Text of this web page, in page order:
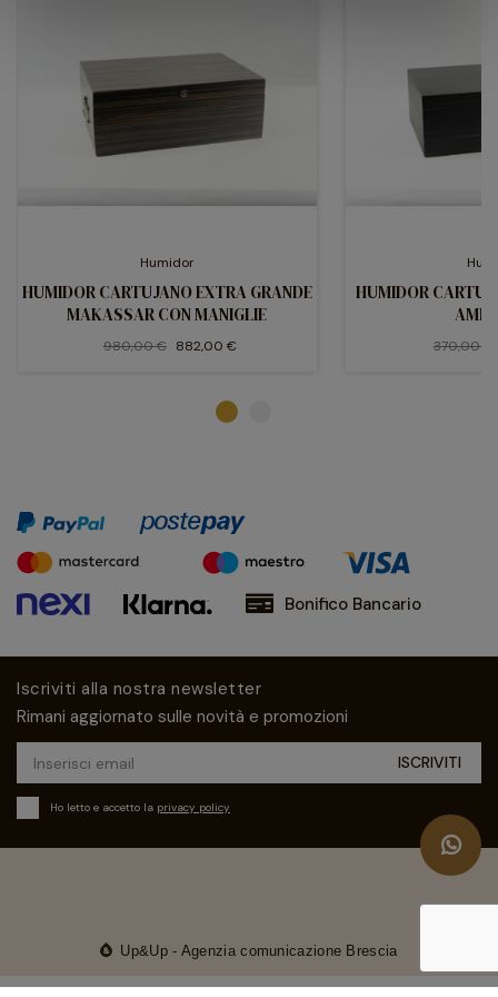
Humidor
HUMIDOR CARTUJANO EXTRA GRANDE
MAKASSAR CON MANIGLIE
980,00 € 882,00 €
HUMIDOR
370,00 €
Bonifico Bancario
Iscriviti alla nostra newsletter
Rimani aggiornato sulle novità e promozioni
Ho letto e accetto la privacy policy
Up&Up - Agenzia comunicazione Brescia